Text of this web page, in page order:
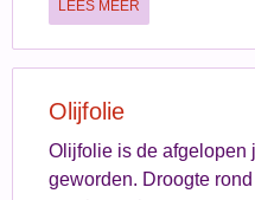
LEES MEER
Olijfolie
Olijfolie is de afgelopen
geworden. Droogte